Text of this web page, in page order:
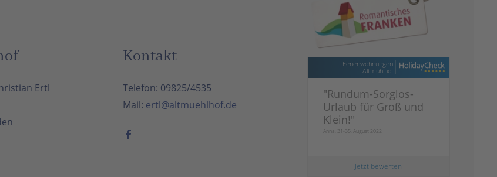
Ertl
Kontakt
Telefon: 09825/4535
Mail: ertl@altmuehlhof.de
Ferienwohnungen
Altmühlhof
"Rundum-Sorglos-
Urlaub für Groß und
Klein!"
Anna, 31-35, August 2022
Jetzt bewerten